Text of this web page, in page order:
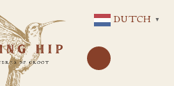
NAAR
DE
INHOUD
DUTCH ▼